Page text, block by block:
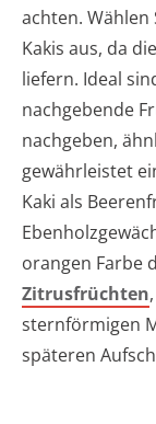
achten.
Kakis aus, da
liefern. Ideal
nachgebende
nachgeben,
gewährleistet
Kaki als
orangen Farbe
Zitrusfrüchten
sternförmigen
späteren